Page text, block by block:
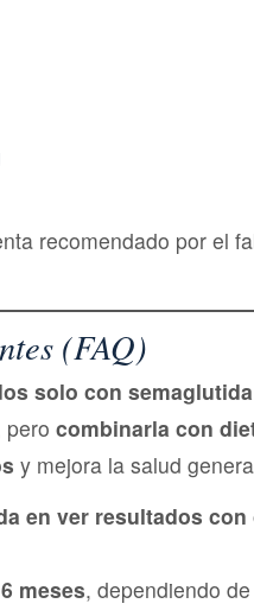
recomendado por el
(FAQ)
solo con
pero combinarla con
y mejora la salud
en ver resultados
meses, dependiendo